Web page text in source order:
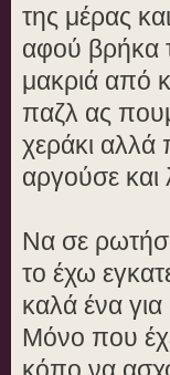
της μέρας
αφού βρήκα
μακριά από
παζλ ας
χεράκι αλλά
αργούσε και
Να σε
το έχω
καλά ένα
Μόνο που
κόπο να